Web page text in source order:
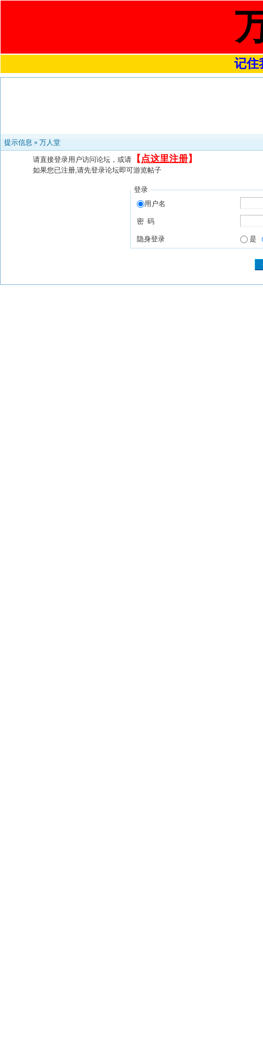
记住
提示信息 » 万人堂
请直接登录用户访问论坛，或请 【 点这里注册】
如果您已注册,请先登录论坛即可游览帖子
登录
用户名
密 码
隐身登录 是